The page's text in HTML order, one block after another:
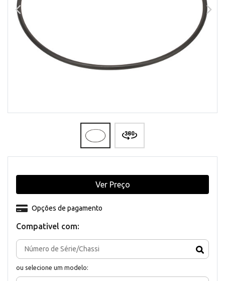
Compativel com:
ou selecione um modelo:
Opções de pagamento
Ver Preço